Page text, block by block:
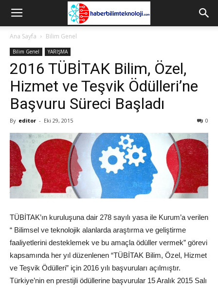
Ana Sayfa Bilim Genel
Bilim Genel YARIŞMA
2016 TÜBİTAK Bilim, Özel,
Hizmet ve Teşvik Ödülleri’ne
Başvuru Süreci Başladı
By editor - Eki 29, 2015 0
TÜBİTAK’ın kuruluşuna dair 278 sayılı yasa ile Kurum’a verilen
“ Bilimsel ve teknolojik alanlarda araştırma ve geliştirme
faaliyetlerini desteklemek ve bu amaçla ödüller vermek” görevi
kapsamında her yıl düzenlenen “TÜBİTAK Bilim, Özel, Hizmet
ve Teşvik Ödülleri” için 2016 yılı başvuruları açılmıştır.
Türkiye’nin en prestijli ödüllerine başvurular 15 Aralık 2015 Salı